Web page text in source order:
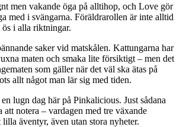
men vakande öga på alltihop, och Love gör
med i svängarna. Föräldrarollen är inte alltid
i alla riktningar.
saker vid matskålen. Kattungarna har
maten och smaka lite försiktigt – men det
som gäller när det väl ska ätas på
allt något man lär sig med tiden.
lugn dag här på Pinkalicious. Just sådana
att notera – vardagen med tre växande
äventyr, även utan stora nyheter.